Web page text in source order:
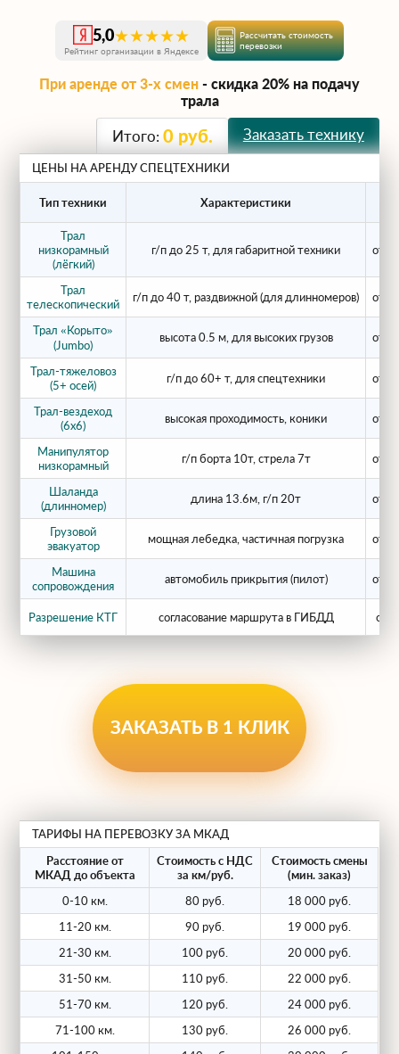
5,0★★★★★
Рейтинг организации в Яндексе
Рассчитать стоимость
перевозки
При аренде от 3-х смен - скидка 20% на подачу
трала
Итого:0 руб. Заказать технику
ЦЕНЫ НА АРЕНДУ СПЕЦТЕХНИКИ
Тип техники Характеристики
Трал
низкорамный
(лёгкий)
г/п до 25 т, для габаритной техники от
Трал
телескопический
г/п до 40 т, раздвижной (для длинномеров) от
Трал «Корыто»
(Jumbo)
высота 0.5 м, для высоких грузов от
Трал-тяжеловоз
(5+ осей)
г/п до 60+ т, для спецтехники от
Трал-вездеход
(6x6)
высокая проходимость, коники от
Манипулятор
низкорамный
г/п борта 10т, стрела 7т от
Шаланда
(длинномер)
длина 13.6м, г/п 20т от
Грузовой
эвакуатор
мощная лебедка, частичная погрузка от
Машина
сопровождения
автомобиль прикрытия (пилот) от
Разрешение КТГ согласование маршрута в ГИБДД от
ЗАКАЗАТЬ В 1 КЛИК
ТАРИФЫ НА ПЕРЕВОЗКУ ЗА МКАД
Расстояние от
МКАД до объекта
Стоимость с НДС
за км/руб.
Стоимость смены
(мин. заказ)
0-10 км.
80 руб.
18 000 руб.
11-20 км.
90 руб.
19 000 руб.
21-30 км.
100 руб.
20 000 руб.
31-50 км.
110 руб.
22 000 руб.
51-70 км.
120 руб.
24 000 руб.
71-100 км.
130 руб.
26 000 руб.